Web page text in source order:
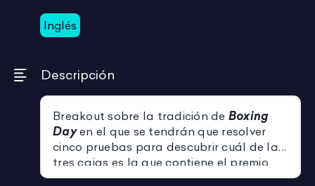
Inglés
Descripción
Breakout sobre la tradición de Boxing
Dayen el que se tendrán que resolver
cinco pruebas para descubrir cuál de las
tres cajas es la que contiene el premio
final.